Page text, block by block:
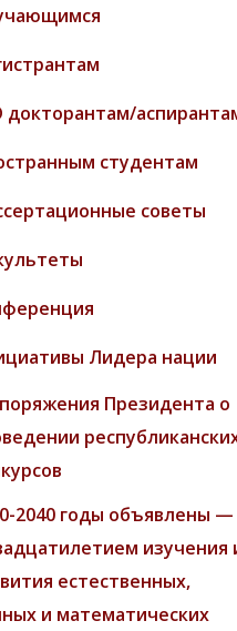
докторантам/
студентам
советы
Лидера нации
Президента о
2040 годы объявлены —
изучения
естественных,
и математических